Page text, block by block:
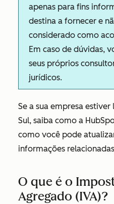
apenas para fins
destina a fornecer e
considerado como
Em caso de dúvidas,
seus próprios
jurídicos.
Se a sua empresa
Sul, saiba como a
como você pode
informações
O que é o
Agregado (IVA)?